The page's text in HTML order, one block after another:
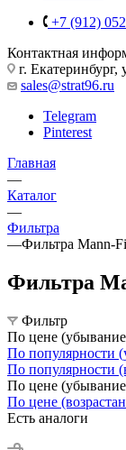
+7 (912)
Контактная
г.
sales@strat96.ru
Telegram
Pinterest
Главная
—
Каталог
—
Фильтра
—Фильтра Mann-
Фильтра
Фильтр
По цене
По популярности
По популярности
По цене
По цене
Есть аналоги